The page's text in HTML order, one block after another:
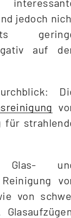
jedoch
auf
für
Glas-
von